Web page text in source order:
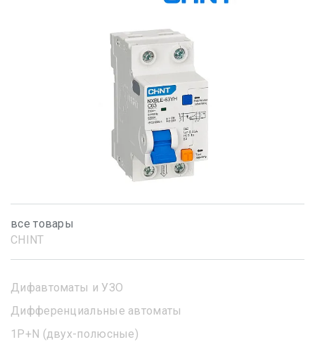
все товары
CHINT
Дифавтоматы и УЗО
Дифференциальные автоматы
1Р+N (двух-полюсные)